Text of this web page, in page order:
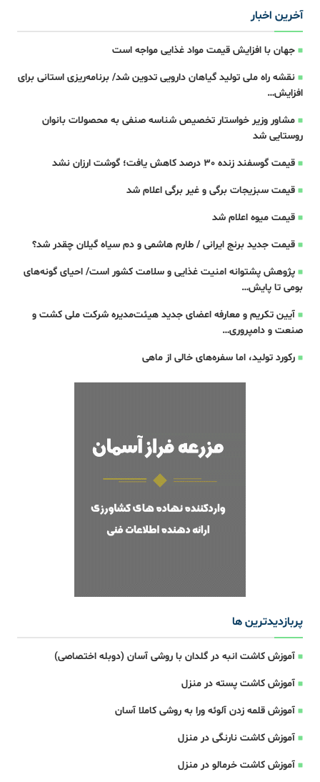
آخرین اخبار
جهان با افزایش قیمت مواد غذایی مواجه است
نقشه راه ملی تولید گیاهان دارویی تدوین شد/ برنامه‌ریزی استانی برای
افزایش…
مشاور وزیر خواستار تخصیص شناسه صنفی به محصولات بانوان
روستایی شد
قیمت گوسفند زنده 30 درصد کاهش یافت؛ گوشت ارزان نشد
قیمت سبزیجات برگی و غیر برگی اعلام شد
قیمت میوه اعلام شد
قیمت جدید برنج ایرانی / طارم هاشمی و دم سیاه گیلان چقدر شد؟
پژوهش پشتوانه امنیت غذایی و سلامت کشور است/ احیای گونه‌های
بومی تا پایش…
آیین تکریم و معارفه اعضای جدید هیئت‌مدیره شرکت ملی کشت و
صنعت و دامپروری…
رکورد تولید، اما سفره‌های خالی از ماهی
پربازدیدترین ها
آموزش کاشت انبه در گلدان با روشی آسان (دوبله اختصاصی)
آموزش کاشت پسته در منزل
آموزش قلمه زدن آلوئه ورا به روشی کاملا آسان
آموزش کاشت نارنگی در منزل
آموزش کاشت خرمالو در منزل